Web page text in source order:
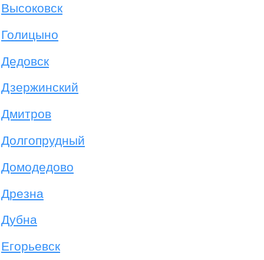
Высоковск
Голицыно
Дедовск
Дзержинский
Дмитров
Долгопрудный
Домодедово
Дрезна
Дубна
Егорьевск